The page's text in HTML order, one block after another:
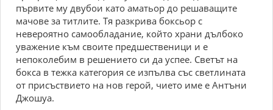
първите му двубои като аматьор до решаващите
мачове за титлите. Тя разкрива боксьор с
невероятно самообладание, който храни дълбоко
уважение към своите предшественици и е
непоколебим в решението си да успее. Светът на
бокса в тежка категория се изпълва със светлината
от присъствието на нов герой, чието име е Антъни
Джошуа.